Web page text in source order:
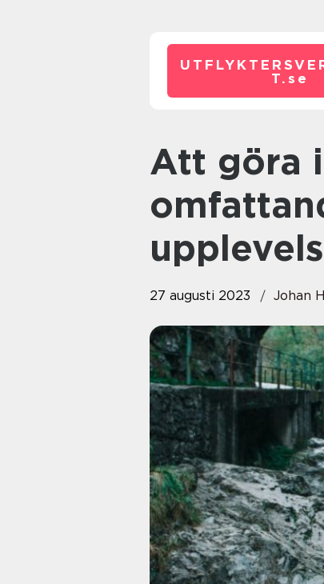
T. se
Att göra i Madrid: En
27 augusti 2023 Johan